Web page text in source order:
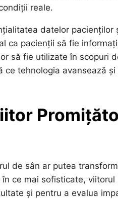
reale.
datelor pacienților
ca pacienții să fie
să fie utilizate în scopuri
tehnologia avansează
de sân ar putea
ce mai sofisticate,
și pentru a evalua